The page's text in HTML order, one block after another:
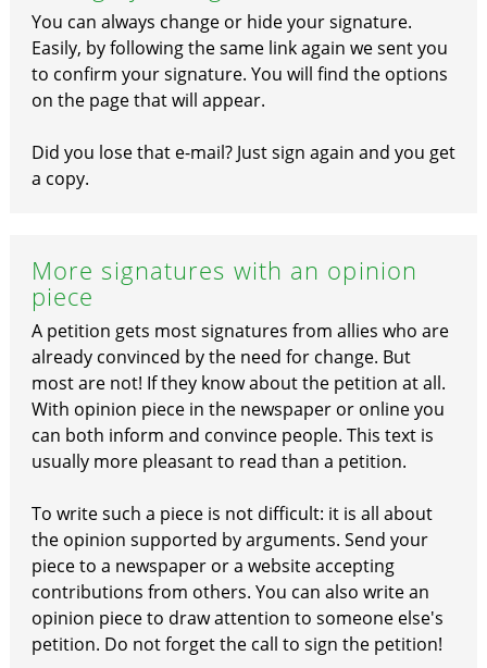
You can always change or hide your signature.
Easily, by following the same link again we sent you
to confirm your signature. You will find the options
on the page that will appear.
Did you lose that e-mail? Just sign again and you get
a copy.
More signatures with an opinion
piece
A petition gets most signatures from allies who are
already convinced by the need for change. But
most are not! If they know about the petition at all.
With opinion piece in the newspaper or online you
can both inform and convince people. This text is
usually more pleasant to read than a petition.
To write such a piece is not difficult: it is all about
the opinion supported by arguments. Send your
piece to a newspaper or a website accepting
contributions from others. You can also write an
opinion piece to draw attention to someone else's
petition. Do not forget the call to sign the petition!